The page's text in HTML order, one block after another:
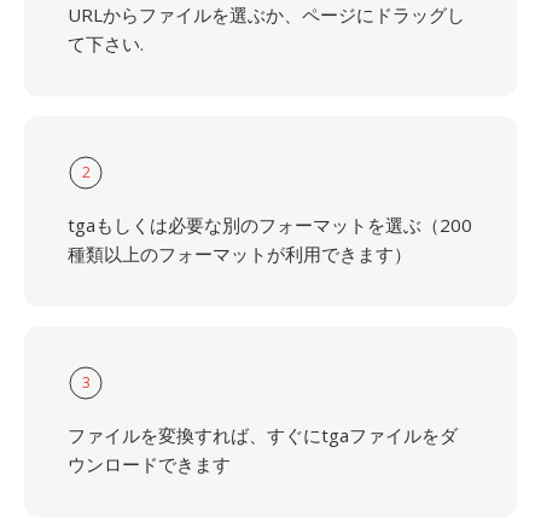
URLからファイルを選ぶか、ページにドラッグし
て下さい.
2
tgaもしくは必要な別のフォーマットを選ぶ（200
種類以上のフォーマットが利用できます）
3
ファイルを変換すれば、すぐにtgaファイルをダ
ウンロードできます